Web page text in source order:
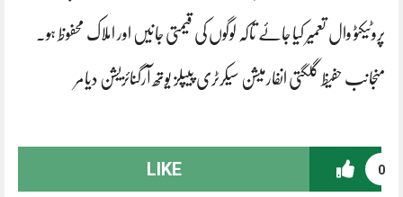
پروٹیکٹو وال تعمیر کیا جائے تاکہ لوگوں کی قیمتی جانیں اور املاک محفوظ ہو.
منجانب حفیظ گلگتی انفارمیشن سیکرٹری پیپلز یوتھ آرگنائزیشن دیامر
0
LIKE